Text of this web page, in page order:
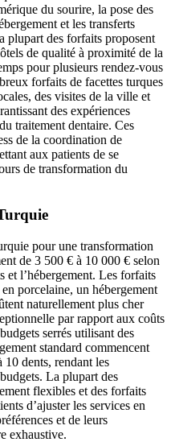
du sourire, la pose des
et les transferts
plupart des forfaits proposent
de qualité à proximité de la
pour plusieurs rendez-vous
forfaits de facettes turques
des visites de la ville et
des expériences
traitement dentaire. Ces
de la coordination de
aux patients de se
de transformation du
pour une transformation
de 3 500 € à 10 000 € selon
et l’hébergement. Les forfaits
porcelaine, un hébergement
naturellement plus cher
par rapport aux coûts
serrés utilisant des
standard commencent
dents, rendant les
La plupart des
flexibles et des forfaits
d’ajuster les services en
et de leurs
exhaustive.